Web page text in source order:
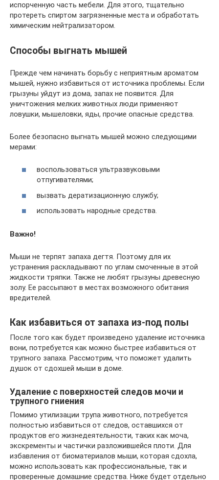
испорченную часть мебели. Для этого, тщательно
протереть спиртом загрязненные места и обработать
химическим нейтрализатором.
Способы выгнать мышей
Прежде чем начинать борьбу с неприятным ароматом
мышей, нужно избавиться от источника проблемы. Если
грызуны уйдут из дома, запах не появится. Для
уничтожения мелких животных люди применяют
ловушки, мышеловки, яды, прочие опасные средства.
Более безопасно выгнать мышей можно следующими
мерами:
воспользоваться ультразвуковыми
отпугивателями;
вызвать дератизационную службу;
использовать народные средства.
Важно!
Мыши не терпят запаха дегтя. Поэтому для их
устранения раскладывают по углам смоченные в этой
жидкости тряпки. Также не любят грызуны древесную
золу. Ее рассыпают в местах возможного обитания
вредителей.
Как избавиться от запаха из-под полы
После того как будет произведено удаление источника
вони, потребуется как можно быстрее избавиться от
трупного запаха. Рассмотрим, что поможет удалить
душок от сдохшей мыши в доме.
Удаление с поверхностей следов мочи и
трупного гниения
Помимо утилизации трупа животного, потребуется
полностью избавиться от следов, оставшихся от
продуктов его жизнедеятельности, таких как моча,
экскременты и частички разложившейся плоти. Для
избавления от биоматериалов мыши, которая сдохла,
можно использовать как профессиональные, так и
проверенные домашние средства. Ниже будет отдельно